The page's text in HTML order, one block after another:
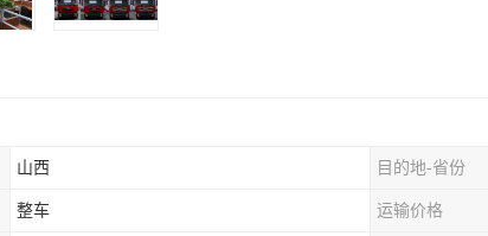
山西 目的地-省份
整车 运输价格